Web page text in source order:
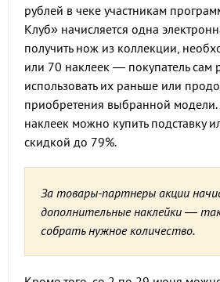
рублей в чеке участникам
Клуб» начисляется одна
получить нож из коллекции,
или 70 наклеек — покупатель сам
использовать их раньше или
приобретения выбранной модели.
наклеек можно купить подставку
скидкой до 79%.
За товары-партнеры акции
дополнительные наклейки —
собрать нужное количество.